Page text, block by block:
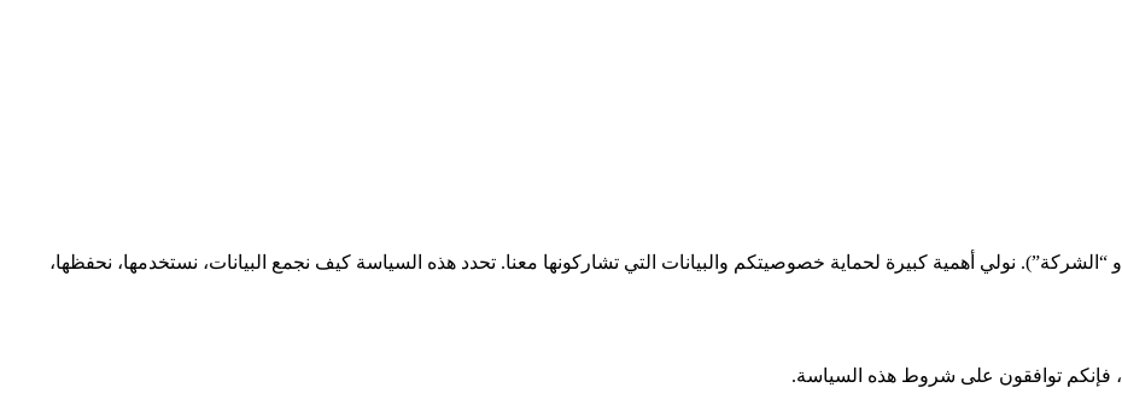
نولي أهمية كبيرة لحماية خصوصيتكم والبيانات التي تشاركونها معنا. تحدد هذه السياسة كيف نجمع البيانات، نستخدمها، نحفظها،
فإنكم توافقون على شروط هذه السياسة.